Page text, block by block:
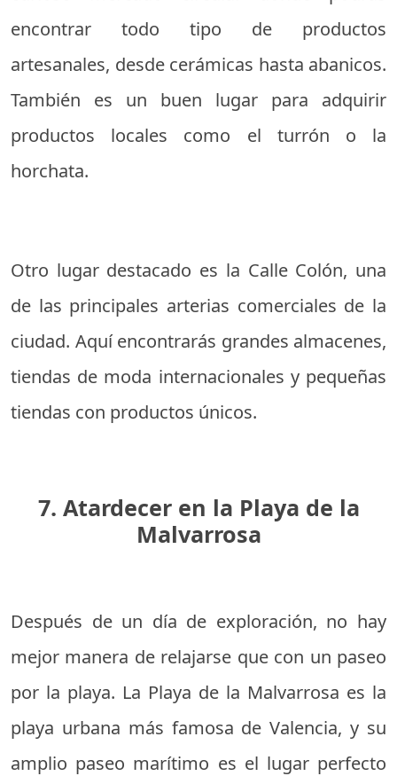
encontrar todo tipo de productos
artesanales, desde cerámicas hasta abanicos.
También es un buen lugar para adquirir
productos locales como el turrón o la
horchata.
Otro lugar destacado es la Calle Colón, una
de las principales arterias comerciales de la
ciudad. Aquí encontrarás grandes almacenes,
tiendas de moda internacionales y pequeñas
tiendas con productos únicos.
7. Atardecer en la Playa de la
Malvarrosa
Después de un día de exploración, no hay
mejor manera de relajarse que con un paseo
por la playa. La Playa de la Malvarrosa es la
playa urbana más famosa de Valencia, y su
amplio paseo marítimo es el lugar perfecto